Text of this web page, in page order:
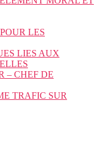
LES
LIES AUX
– CHEF DE
TRAFIC SUR